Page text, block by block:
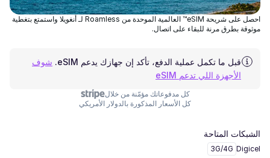
احصل على شريحة eSIM™ العالمية الموحدة من Roamless لـ أنغويلا واستمتع بتغطية
موثوقة بطرق مرنة للبقاء على اتصال.
قبل ما تكمل عملية الدفع، تأكد إن جهازك يدعم eSIM.
شوف
الأجهزة اللي تدعم eSIM
كل مدفوعاتك مؤمّنة من خلال
كل الأسعار المذكورة بالدولار الأمريكي
الشبكات المتاحة
Digicel
3G/4G